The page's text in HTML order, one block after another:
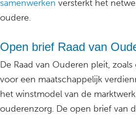
samenwerken versterkt het
oudere.
Open brief Raad van
De Raad van Ouderen pleit,
voor een maatschappelijk
het winstmodel van de
ouderenzorg. De open brief van